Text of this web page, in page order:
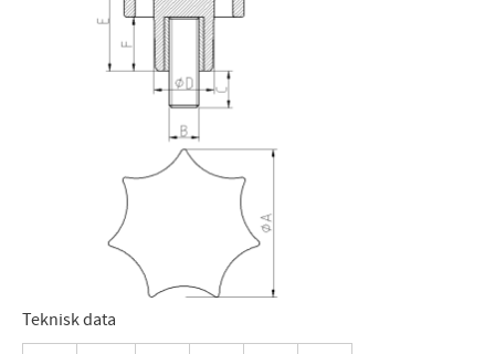
Teknisk data